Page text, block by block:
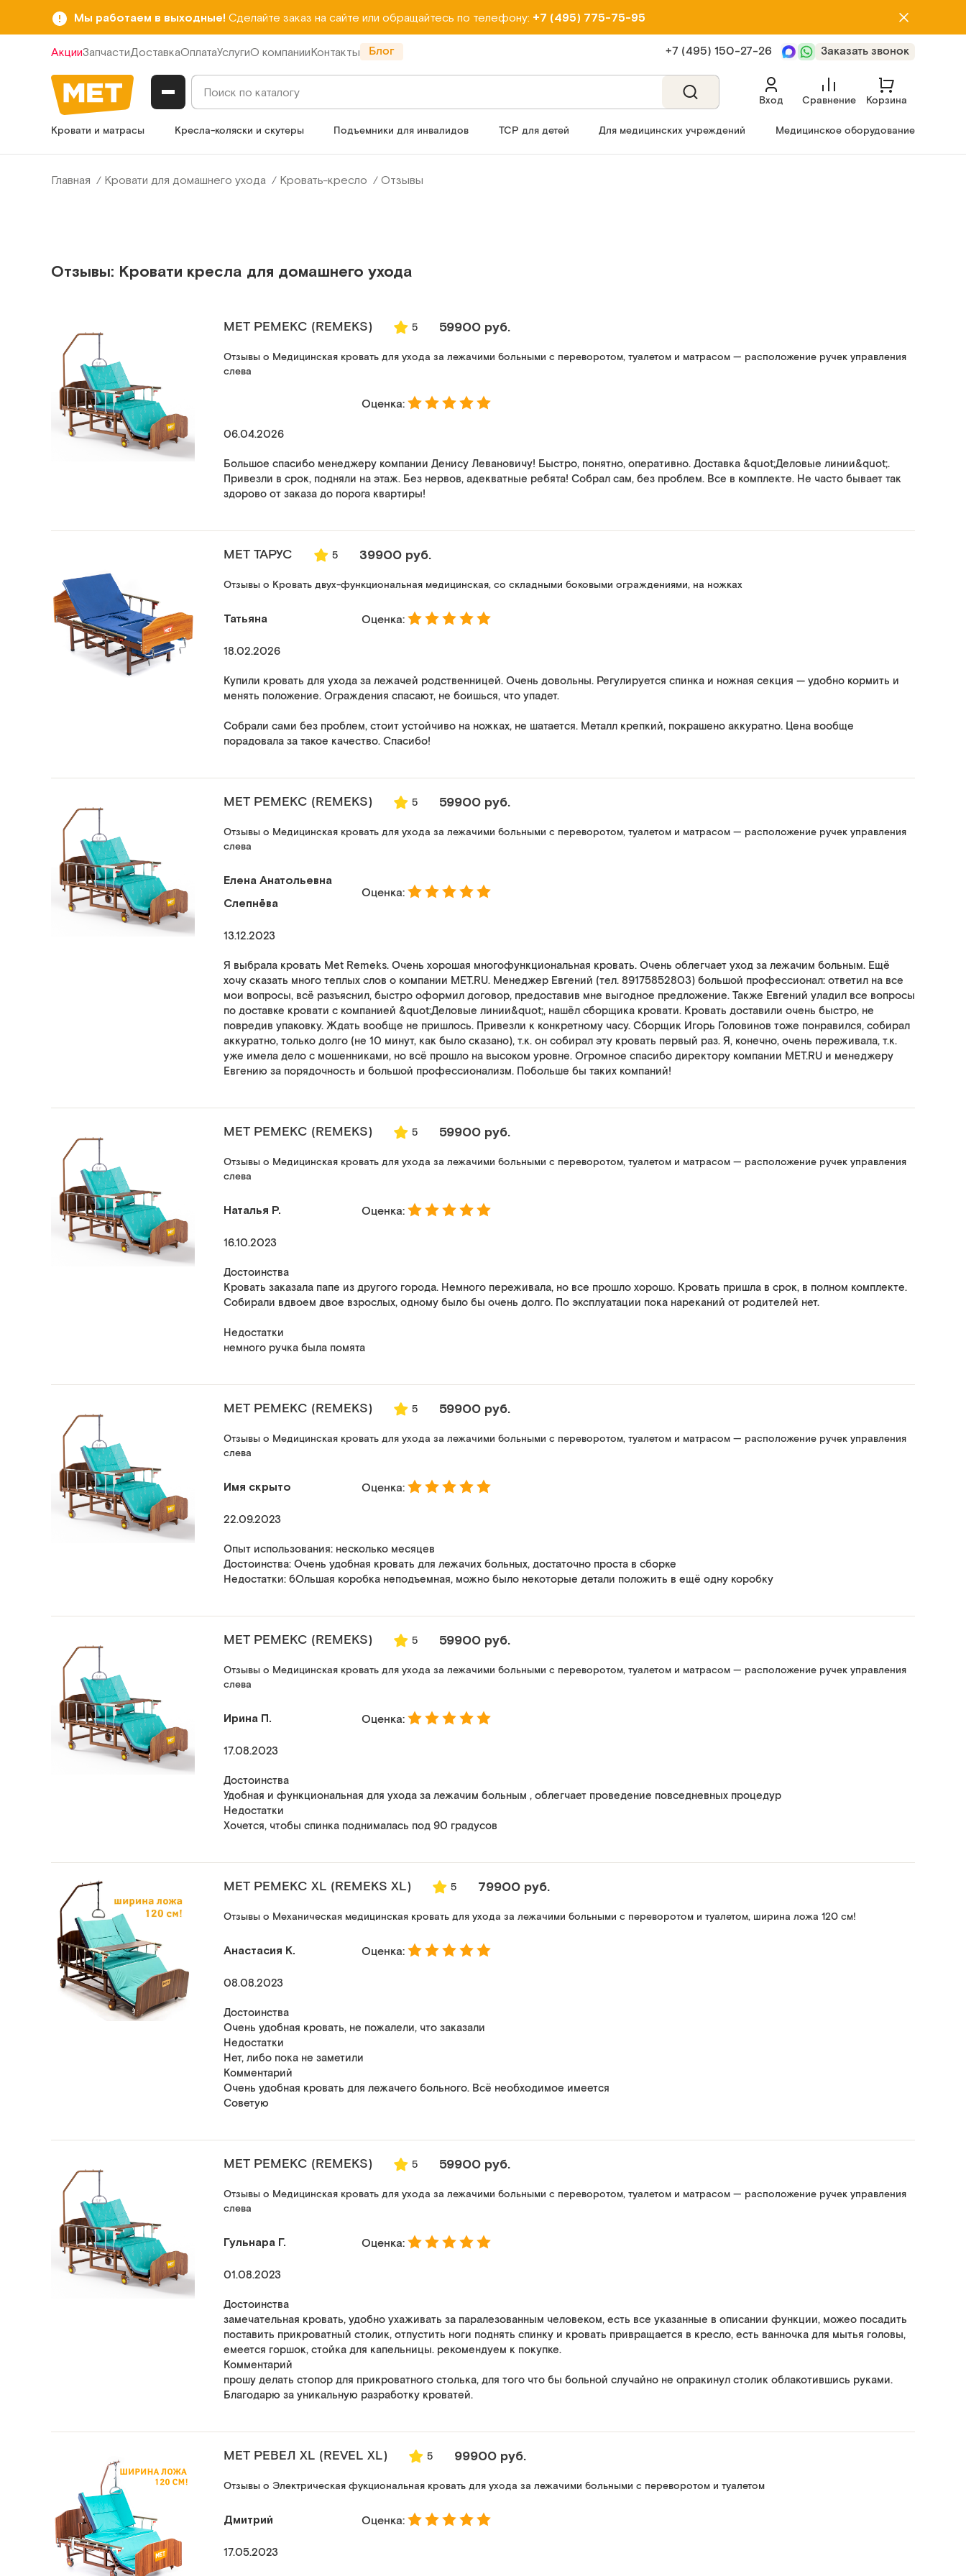
Мы работаем в выходные! Сделайте заказ на сайте или обращайтесь по телефону: +7 (495) 775-75-95
АкцииЗапчастиДоставкаОплатаУслугиО компанииКонтакты Блог +7 (495) 150‑27‑26 Заказать звонок
Вход Сравнение Корзина
Кровати и матрасы Кресла-коляски и скутеры Подъемники для инвалидов ТСР для детей Для медицинских учреждений Медицинское оборудование
Главная Кровати для домашнего ухода Кровать-кресло Отзывы
Отзывы: Кровати кресла для домашнего ухода
МЕТ РЕМЕКС (REMEKS) 5 59900 руб.
Отзывы о Медицинская кровать для ухода за лежачими больными с переворотом, туалетом и матрасом — расположение ручек управления
слева
Оценка:
06.04.2026
Большое спасибо менеджеру компании Денису Левановичу! Быстро, понятно, оперативно. Доставка &quot;Деловые линии&quot;.
Привезли в срок, подняли на этаж. Без нервов, адекватные ребята! Собрал сам, без проблем. Все в комплекте. Не часто бывает так
здорово от заказа до порога квартиры!
MET ТАРУС 5 39900 руб.
Отзывы о Кровать двух-функциональная медицинская, со складными боковыми ограждениями, на ножках
Татьяна Оценка:
18.02.2026
Купили кровать для ухода за лежачей родственницей. Очень довольны. Регулируется спинка и ножная секция — удобно кормить и
менять положение. Ограждения спасают, не боишься, что упадет.
Собрали сами без проблем, стоит устойчиво на ножках, не шатается. Металл крепкий, покрашено аккуратно. Цена вообще
порадовала за такое качество. Спасибо!
МЕТ РЕМЕКС (REMEKS) 5 59900 руб.
Отзывы о Медицинская кровать для ухода за лежачими больными с переворотом, туалетом и матрасом — расположение ручек управления
слева
Елена Анатольевна
Слепнёва
Оценка:
13.12.2023
Я выбрала кровать Met Remeks. Очень хорошая многофункциональная кровать. Очень облегчает уход за лежачим больным. Ещё
хочу сказать много теплых слов о компании MET.RU. Менеджер Евгений (тел. 89175852803) большой профессионал: ответил на все
мои вопросы, всё разъяснил, быстро оформил договор, предоставив мне выгодное предложение. Также Евгений уладил все вопросы
по доставке кровати с компанией &quot;Деловые линии&quot;, нашёл сборщика кровати. Кровать доставили очень быстро, не
повредив упаковку. Ждать вообще не пришлось. Привезли к конкретному часу. Сборщик Игорь Головинов тоже понравился, собирал
аккуратно, только долго (не 10 минут, как было сказано), т.к. он собирал эту кровать первый раз. Я, конечно, очень переживала, т.к.
уже имела дело с мошенниками, но всё прошло на высоком уровне. Огромное спасибо директору компании MET.RU и менеджеру
Евгению за порядочность и большой профессионализм. Побольше бы таких компаний!
МЕТ РЕМЕКС (REMEKS) 5 59900 руб.
Отзывы о Медицинская кровать для ухода за лежачими больными с переворотом, туалетом и матрасом — расположение ручек управления
слева
Наталья Р. Оценка:
16.10.2023
Достоинства
Кровать заказала папе из другого города. Немного переживала, но все прошло хорошо. Кровать пришла в срок, в полном комплекте.
Собирали вдвоем двое взрослых, одному было бы очень долго. По эксплуатации пока нареканий от родителей нет.
Недостатки
немного ручка была помята
МЕТ РЕМЕКС (REMEKS) 5 59900 руб.
Отзывы о Медицинская кровать для ухода за лежачими больными с переворотом, туалетом и матрасом — расположение ручек управления
слева
Имя скрыто Оценка:
22.09.2023
Опыт использования: несколько месяцев
Достоинства: Очень удобная кровать для лежачих больных, достаточно проста в сборке
Недостатки: бОльшая коробка неподъемная, можно было некоторые детали положить в ещё одну коробку
МЕТ РЕМЕКС (REMEKS) 5 59900 руб.
Отзывы о Медицинская кровать для ухода за лежачими больными с переворотом, туалетом и матрасом — расположение ручек управления
слева
Ирина П. Оценка:
17.08.2023
Достоинства
Удобная и функциональная для ухода за лежачим больным , облегчает проведение повседневных процедур
Недостатки
Хочется, чтобы спинка поднималась под 90 градусов
MET РЕМЕКС XL (REMEKS XL) 5 79900 руб.
Отзывы о Механическая медицинская кровать для ухода за лежачими больными с переворотом и туалетом, ширина ложа 120 см!
Анастасия К. Оценка:
08.08.2023
Достоинства
Очень удобная кровать, не пожалели, что заказали
Недостатки
Нет, либо пока не заметили
Комментарий
Очень удобная кровать для лежачего больного. Всё необходимое имеется
Советую
МЕТ РЕМЕКС (REMEKS) 5 59900 руб.
Отзывы о Медицинская кровать для ухода за лежачими больными с переворотом, туалетом и матрасом — расположение ручек управления
слева
Гульнара Г. Оценка:
01.08.2023
Достоинства
замечательная кровать, удобно ухаживать за паралезованным человеком, есть все указанные в описании функции, можео посадить
поставить прикроватный столик, отпустить ноги поднять спинку и кровать привращается в кресло, есть ванночка для мытья головы,
емеется горшок, стойка для капельницы. рекомендуем к покупке.
Комментарий
прошу делать стопор для прикроватного столька, для того что бы больной случайно не опракинул столик облакотившись руками.
Благодарю за уникальную разработку кроватей.
MET РЕВЕЛ XL (REVEL XL) 5 99900 руб.
Отзывы о Электрическая фукциональная кровать для ухода за лежачими больными с переворотом и туалетом
Дмитрий Оценка:
17.05.2023